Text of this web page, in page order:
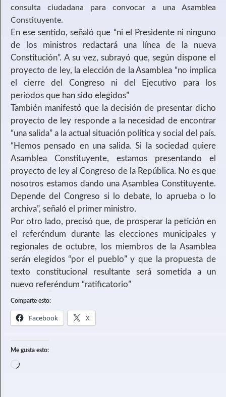
consulta ciudadana para convocar a una Asamblea
Constituyente.
En ese sentido, señaló que “ni el Presidente ni ninguno
de los ministros redactará una línea de la nueva
Constitución”. A su vez, subrayó que, según dispone el
proyecto de ley, la elección de la Asamblea “no implica
el cierre del Congreso ni del Ejecutivo para los
periodos que han sido elegidos”
También manifestó que la decisión de presentar dicho
proyecto de ley responde a la necesidad de encontrar
“una salida” a la actual situación política y social del país.
“Hemos pensado en una salida. Si la sociedad quiere
Asamblea Constituyente, estamos presentando el
proyecto de ley al Congreso de la República. No es que
nosotros estamos dando una Asamblea Constituyente.
Depende del Congreso si lo debate, lo aprueba o lo
archiva”, señaló el primer ministro.
Por otro lado, precisó que, de prosperar la petición en
el referéndum durante las elecciones municipales y
regionales de octubre, los miembros de la Asamblea
serán elegidos “por el pueblo” y que la propuesta de
texto constitucional resultante será sometida a un
nuevo referéndum “ratificatorio”
Comparte esto:
Facebook X
Me gusta esto: